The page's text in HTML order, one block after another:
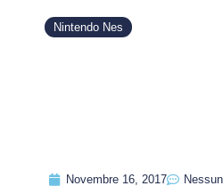
Nintendo Nes
Novembre 16, 2017